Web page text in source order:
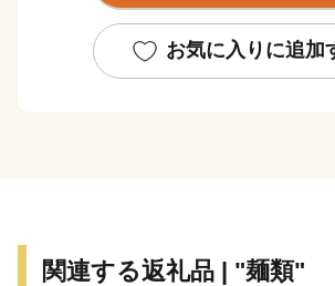
お気に入りに追加
関連する返礼品 | "麺類"